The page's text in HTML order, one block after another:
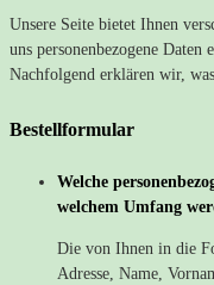
Unsere Seite bietet Ihnen
uns personenbezogene Daten
Nachfolgend erklären wir,
Bestellformular
Welche
welchem Umfang
Die von Ihnen in die
Adresse, Name,